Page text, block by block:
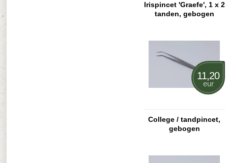
Irispincet 'Graefe', 1 x 2
tanden, gebogen
College / tandpincet,
gebogen
11,20
eur